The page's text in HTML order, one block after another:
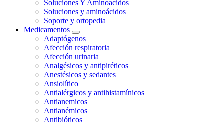
Soluciones Y Aminoacidos
Soluciones y aminoácidos
Soporte y ortopedia
Medicamentos
Adaptógenos
Afección respiratoria
Afección urinaria
Analgésicos y antipiréticos
Anestésicos y sedantes
Ansiolítico
Antialérgicos y antihistamínicos
Antianemicos
Antianémicos
Antibióticos